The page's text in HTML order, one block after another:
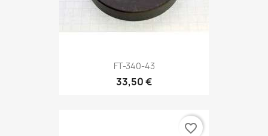
FT-340-43
33,50 €
favorite_border